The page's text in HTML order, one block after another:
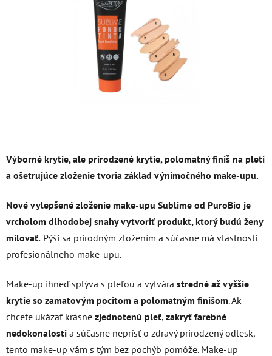
Výborné krytie, ale prirodzené krytie, polomatný finiš na pleti
a ošetrujúce zloženie tvoria základ výnimočného make-upu.
Nové vylepšené zloženie make-upu Sublime od PuroBio je
vrcholom dlhodobej snahy vytvoriť produkt, ktorý budú ženy
milovať. Pýši sa prírodným zložením a súčasne má vlastnosti
profesionálneho make-upu.
Make-up ihneď splýva s pleťou a vytvára stredné až vyššie
krytie so zamatovým pocitom a polomatným finišom. Ak
chcete ukázať krásne zjednotenú pleť, zakryť farebné
nedokonalosti a súčasne neprísť o zdravý prirodzený odlesk,
tento make-up vám s tým bez pochýb pomôže. Make-up